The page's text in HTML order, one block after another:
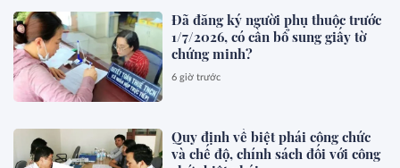
Đã đăng ký người phụ thuộc trước
1/7/2026, có cần bổ sung giấy tờ
chứng minh?
6 giờ trước
Quy định về biệt phái công chức
và chế độ, chính sách đối với công